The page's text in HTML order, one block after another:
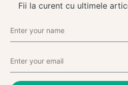
Fii la curent cu ultimele